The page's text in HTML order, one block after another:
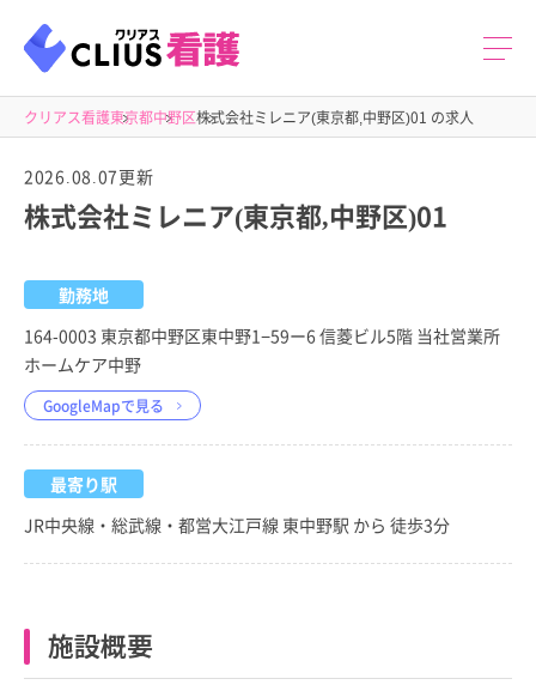
クリアス看護東京都中野区株式会社ミレニア(東京都,中野区)01 の求人
2026.08.07更新
株式会社ミレニア(東京都,中野区)01
勤務地
164-0003 東京都中野区東中野1−59ー6 信菱ビル5階 当社営業所
ホームケア中野
GoogleMapで見る
最寄り駅
JR中央線・総武線・都営大江戸線 東中野駅 から 徒歩3分
施設概要